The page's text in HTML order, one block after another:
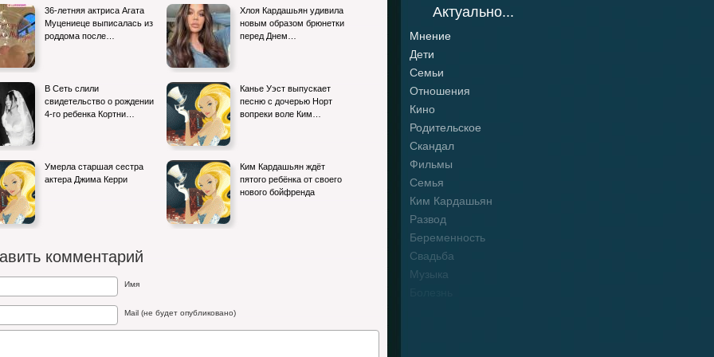
Актуально...
Мнение
Дети
Семьи
Отношения
Кино
Родительское
Скандал
Фильмы
Семья
Ким Кардашьян
Развод
Беременность
Свадьба
Музыка
36-летняя актриса Агата
Муцениеце выписалась из
роддома после…
Хлоя Кардашьян удивила
новым образом брюнетки
перед Днем…
В Сеть слили
свидетельство о рождении
4-го ребенка Кортни…
Канье Уэст выпускает
песню с дочерью Норт
вопреки воле Ким…
Умерла старшая сестра
актера Джима Керри
Ким Кардашьян ждёт
пятого ребёнка от своего
нового бойфренда
комментарий
Имя
Mail (не будет опубликовано)